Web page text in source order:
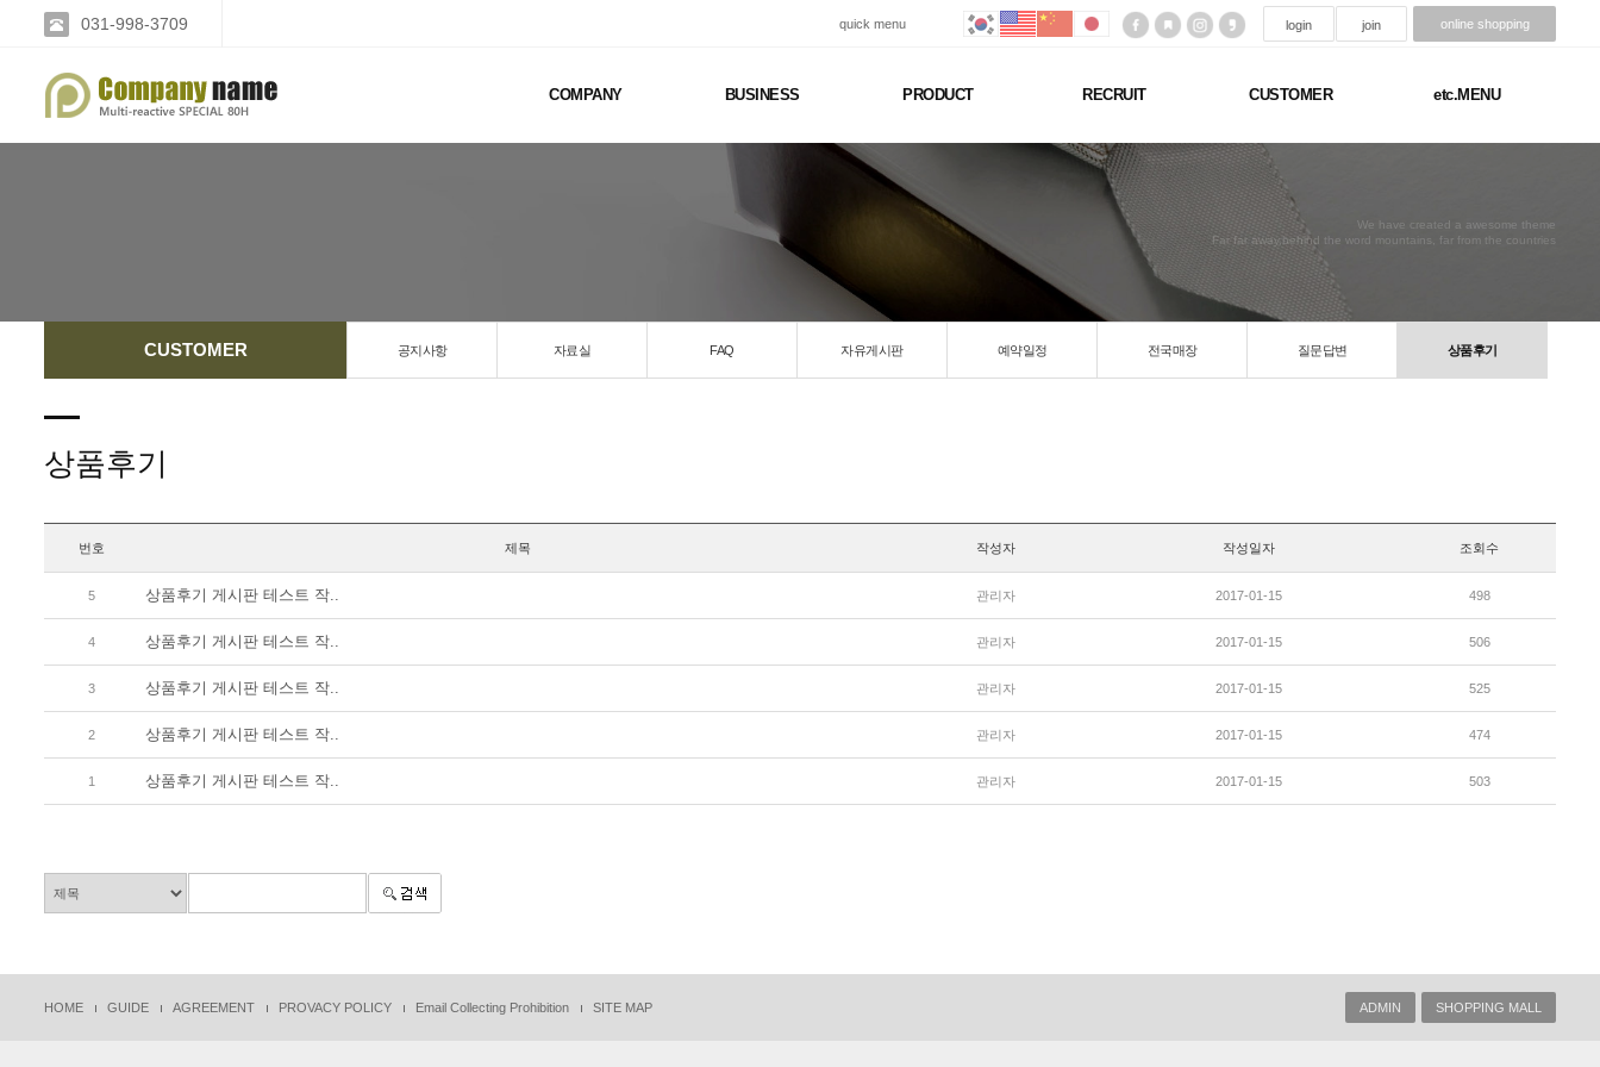
031-998-3709 quick menu login join online shopping
COMPANY BUSINESS PRODUCT RECRUIT CUSTOMER etc.MENU
We have created a awesome theme
Far far away,behind the word mountains, far from the countries
CUSTOMER 공지사항 자료실 FAQ 자유게시판 예약일정 전국매장 질문답변 상품후기
상품후기
번호 제목 작성자 작성일자 조회수
5 상품후기 게시판 테스트 작.. 관리자 2017-01-15 498
4 상품후기 게시판 테스트 작.. 관리자 2017-01-15 506
3 상품후기 게시판 테스트 작.. 관리자 2017-01-15 525
2 상품후기 게시판 테스트 작.. 관리자 2017-01-15 474
1 상품후기 게시판 테스트 작.. 관리자 2017-01-15 503
HOME GUIDE AGREEMENT PROVACY POLICY Email Collecting Prohibition SITE MAP ADMIN SHOPPING MALL